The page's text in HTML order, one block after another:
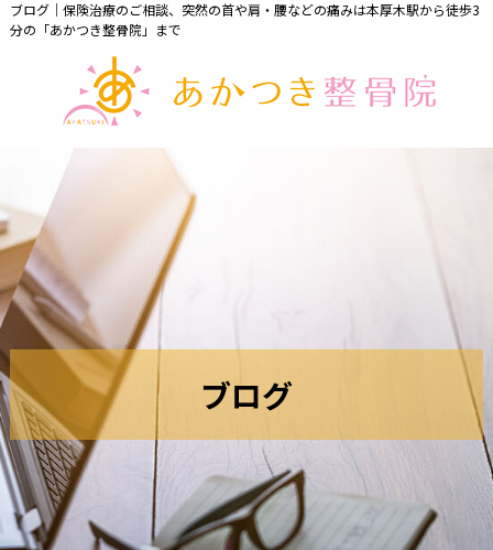
ブログ｜保険治療のご相談、突然の首や肩・腰などの痛みは本厚木駅から徒歩3
分の「あかつき整骨院」まで
ブログ